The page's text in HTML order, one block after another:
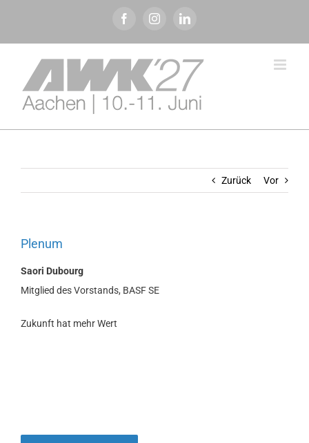
FacebookInstagramLinkedIn
Zurück Vor
Plenum
Saori Dubourg
Mitglied des Vorstands, BASF SE
Zukunft hat mehr Wert